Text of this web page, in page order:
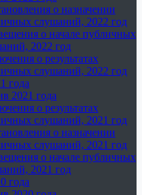
о назначении
слушаний, 2022 год
о начале публичных
2022 год
о результатах
слушаний, 2022 год
года
2021 года
о результатах
слушаний, 2021 год
о назначении
слушаний, 2021 год
о начале публичных
2021 год
года